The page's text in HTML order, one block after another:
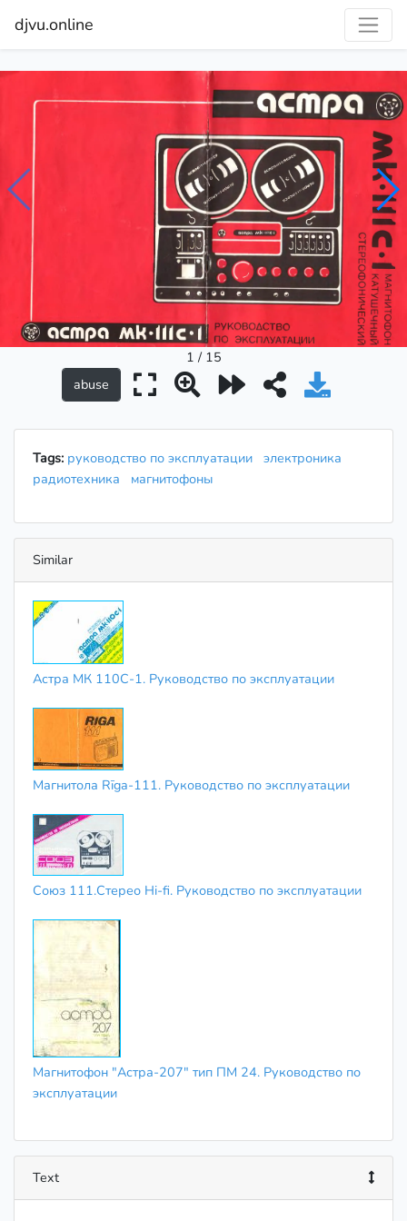
djvu.online
1 / 15
Tags: руководство по эксплуатации электроника
радиотехника
магнитофоны
Similar
Астра МК 110С-1. Руководство по эксплуатации
Магнитола Rīga-111. Руководство по эксплуатации
Союз 111.Стерео Hi-fi. Руководство по эксплуатации
Магнитофон "Астра-207" тип ПМ 24. Руководство по
эксплуатации
Text